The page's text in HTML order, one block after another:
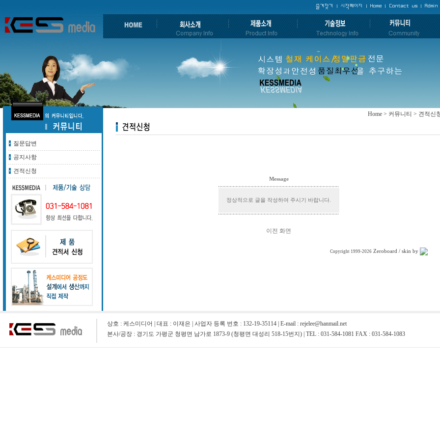
질문답변
공지사항
견적신청
Home > 커뮤니티 > 견적신
Message
정상적으로 글을 작성하여 주시기 바랍니다.
이전 화면
Copyright 1999-2026 Zeroboard / skin by
상호 : 케스미디어 | 대표 : 이재은 | 사업자 등록 번호 : 132-19-35114 | E-mail : rejelee@hanmail.net
본사/공장 : 경기도 가평군 청평면 남가로 1873-9 (청평면 대성리 518-15번지) | TEL : 031-584-1081 FAX : 031-584-1083